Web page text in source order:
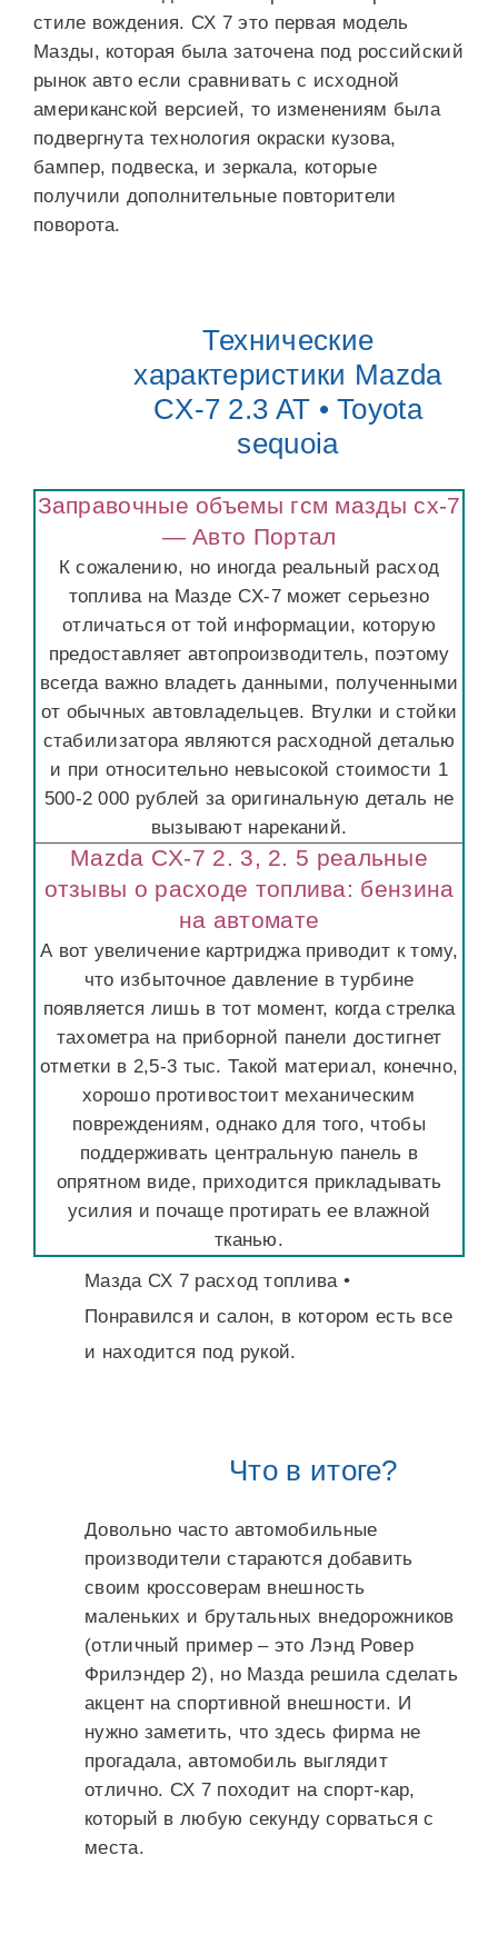
стиле вождения. СХ 7 это первая модель
Мазды, которая была заточена под российский
рынок авто если сравнивать с исходной
американской версией, то изменениям была
подвергнута технология окраски кузова,
бампер, подвеска, и зеркала, которые
получили дополнительные повторители
поворота.
Технические
характеристики Mazda
CX-7 2.3 AT • Toyota
sequoia
Заправочные объемы гсм мазды сх-7
— Авто Портал
К сожалению, но иногда реальный расход
топлива на Мазде CX-7 может серьезно
отличаться от той информации, которую
предоставляет автопроизводитель, поэтому
всегда важно владеть данными, полученными
от обычных автовладельцев. Втулки и стойки
стабилизатора являются расходной деталью
и при относительно невысокой стоимости 1
500-2 000 рублей за оригинальную деталь не
вызывают нареканий.
Mazda CX-7 2. 3, 2. 5 реальные
отзывы о расходе топлива: бензина
на автомате
А вот увеличение картриджа приводит к тому,
что избыточное давление в турбине
появляется лишь в тот момент, когда стрелка
тахометра на приборной панели достигнет
отметки в 2,5-3 тыс. Такой материал, конечно,
хорошо противостоит механическим
повреждениям, однако для того, чтобы
поддерживать центральную панель в
опрятном виде, приходится прикладывать
усилия и почаще протирать ее влажной
тканью.
Мазда СХ 7 расход топлива •
Понравился и салон, в котором есть все
и находится под рукой.
Что в итоге?
Довольно часто автомобильные
производители стараются добавить
своим кроссоверам внешность
маленьких и брутальных внедорожников
(отличный пример – это Лэнд Ровер
Фрилэндер 2), но Мазда решила сделать
акцент на спортивной внешности. И
нужно заметить, что здесь фирма не
прогадала, автомобиль выглядит
отлично. СХ 7 походит на спорт-кар,
который в любую секунду сорваться с
места.